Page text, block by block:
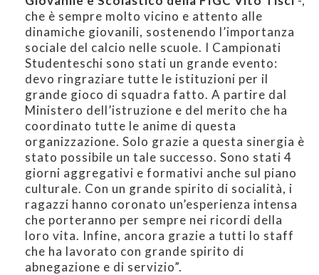
che è sempre molto vicino e attento alle
dinamiche giovanili, sostenendo l’importanza
sociale del calcio nelle scuole. I Campionati
Studenteschi sono stati un grande evento:
devo ringraziare tutte le istituzioni per il
grande gioco di squadra fatto. A partire dal
Ministero dell’istruzione e del merito che ha
coordinato tutte le anime di questa
organizzazione. Solo grazie a questa sinergia è
stato possibile un tale successo. Sono stati 4
giorni aggregativi e formativi anche sul piano
culturale. Con un grande spirito di socialità, i
ragazzi hanno coronato un’esperienza intensa
che porteranno per sempre nei ricordi della
loro vita. Infine, ancora grazie a tutti lo staff
che ha lavorato con grande spirito di
abnegazione e di servizio”.